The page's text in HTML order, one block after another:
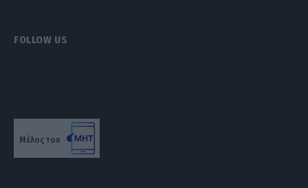
FOLLOW US
Μέλος του